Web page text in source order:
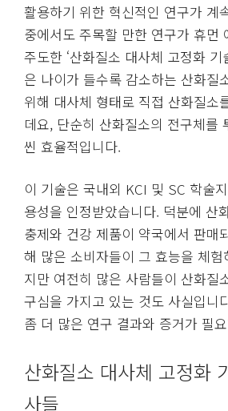
활용하기 위한 혁신적인 연구가 계
중에서도 주목할 만한 연구가 휴먼
주도한 ‘산화질소 대사체 고정화 기
은 나이가 들수록 감소하는 산화질
위해 대사체 형태로 직접 산화질소
데요, 단순히 산화질소의 전구체를
씬 효율적입니다.
이 기술은 국내외 KCI 및 SC 학술
용성을 인정받았습니다. 덕분에 산
충제와 건강 제품이 약국에서 판매
해 많은 소비자들이 그 효능을 체
지만 여전히 많은 사람들이 산화질
구심을 가지고 있는 것도 사실입니
좀 더 많은 연구 결과와 증거가 필
산화질소 대사체 고정화
사들